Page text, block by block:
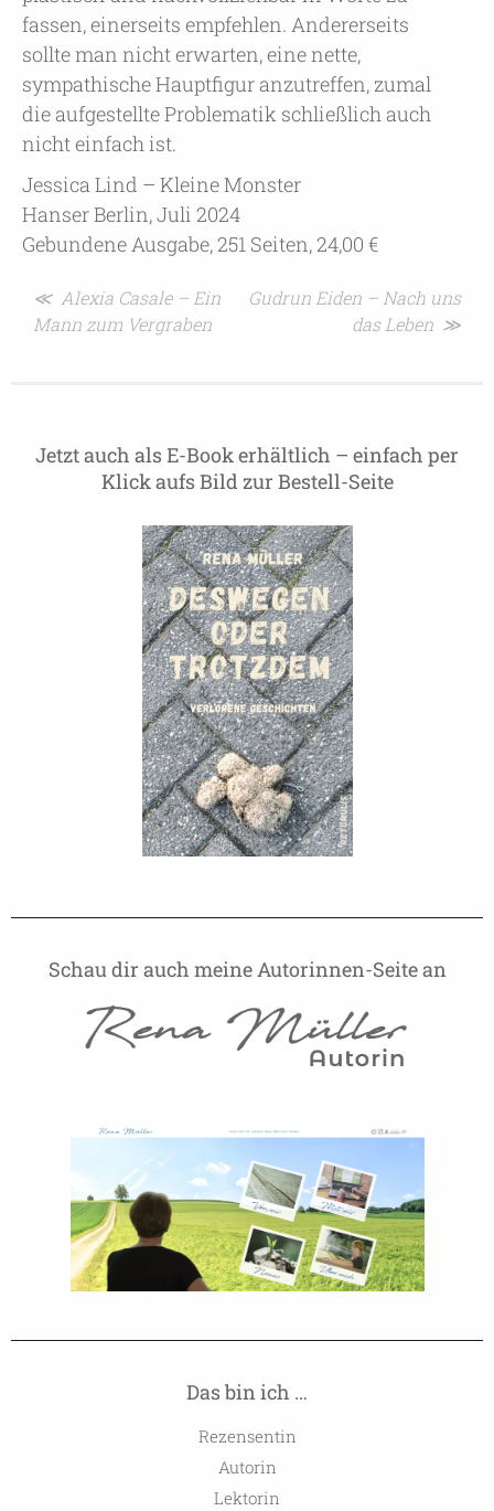
fassen, einerseits empfehlen. Andererseits
sollte man nicht erwarten, eine nette,
sympathische Hauptfigur anzutreffen, zumal
die aufgestellte Problematik schließlich auch
nicht einfach ist.
Jessica Lind – Kleine Monster
Hanser Berlin, Juli 2024
Gebundene Ausgabe, 251 Seiten, 24,00 €
Beitragsnavigation
≪ Alexia Casale – Ein
Mann zum Vergraben
Gudrun Eiden – Nach uns
das Leben ≫
Jetzt auch als E-Book erhältlich – einfach per
Klick aufs Bild zur Bestell-Seite
Schau dir auch meine Autorinnen-Seite an
Das bin ich …
Rezensentin
Autorin
Lektorin